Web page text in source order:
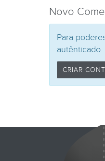
Novo
Para
autênticado.
CRIAR